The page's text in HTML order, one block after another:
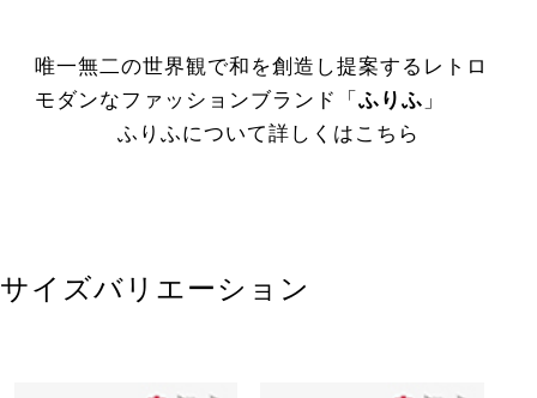
唯一無二の世界観で和を創造し提案するレトロ
モダンなファッションブランド「 ふりふ 」
ふりふについて詳しくはこちら
サイズバリエーション